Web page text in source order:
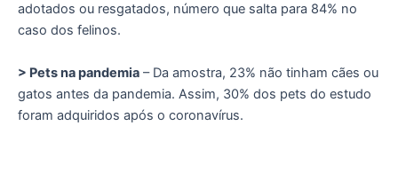
adotados ou resgatados, número que salta para 84% no
caso dos felinos.
> Pets na pandemia – Da amostra, 23% não tinham cães ou
gatos antes da pandemia. Assim, 30% dos pets do estudo
foram adquiridos após o coronavírus.